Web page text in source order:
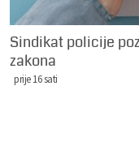
Sindikat policije
zakona
prije 16 sati